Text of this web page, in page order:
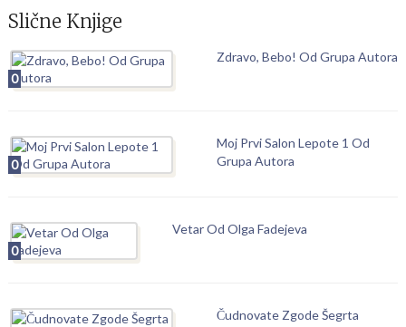
Slične Knjige
0
Zdravo, Bebo! Od Grupa Autora
0
Moj Prvi Salon Lepote 1 Od
Grupa Autora
0
Vetar Od Olga Fadejeva
Čudnovate Zgode Šegrta